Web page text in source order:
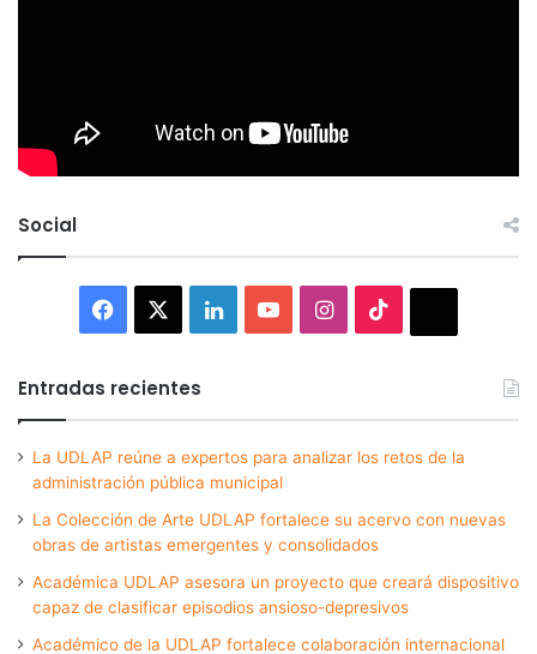
Social
Facebook LinkedInYouTubeInstagram
Entradas recientes
La UDLAP reúne a expertos para analizar los retos de la
administración pública municipal
La Colección de Arte UDLAP fortalece su acervo con nuevas
obras de artistas emergentes y consolidados
Académica UDLAP asesora un proyecto que creará dispositivo
capaz de clasificar episodios ansioso-depresivos
Académico de la UDLAP fortalece colaboración internacional